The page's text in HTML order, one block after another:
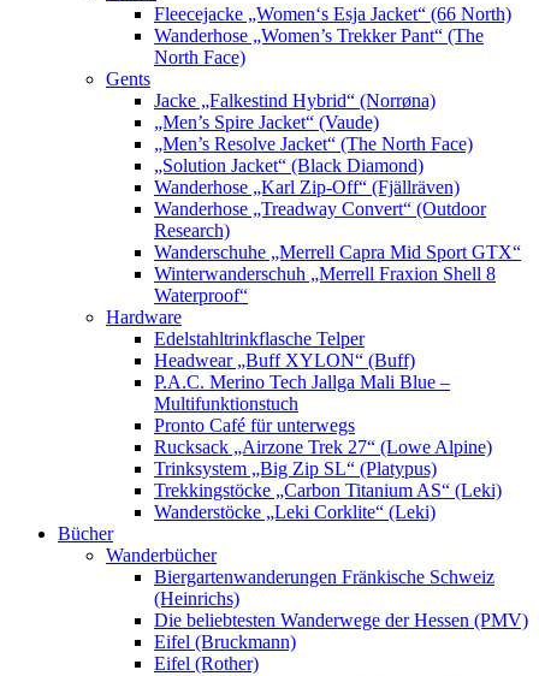
Fleecejacke „Women‘s Esja Jacket“ (66 North)
Wanderhose „Women’s Trekker Pant“ (The
North Face)
Gents
Jacke „Falkestind Hybrid“ (Norrøna)
„Men’s Spire Jacket“ (Vaude)
„Men’s Resolve Jacket“ (The North Face)
„Solution Jacket“ (Black Diamond)
Wanderhose „Karl Zip-Off“ (Fjällräven)
Wanderhose „Treadway Convert“ (Outdoor
Research)
Wanderschuhe „Merrell Capra Mid Sport GTX“
Winterwanderschuh „Merrell Fraxion Shell 8
Waterproof“
Hardware
Edelstahltrinkflasche Telper
Headwear „Buff XYLON“ (Buff)
P.A.C. Merino Tech Jallga Mali Blue –
Multifunktionstuch
Pronto Café für unterwegs
Rucksack „Airzone Trek 27“ (Lowe Alpine)
Trinksystem „Big Zip SL“ (Platypus)
Trekkingstöcke „Carbon Titanium AS“ (Leki)
Wanderstöcke „Leki Corklite“ (Leki)
Bücher
Wanderbücher
Biergartenwanderungen Fränkische Schweiz
(Heinrichs)
Die beliebtesten Wanderwege der Hessen (PMV)
Eifel (Bruckmann)
Eifel (Rother)